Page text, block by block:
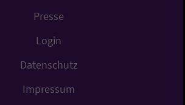
Presse
Login
Datenschutz
Impressum